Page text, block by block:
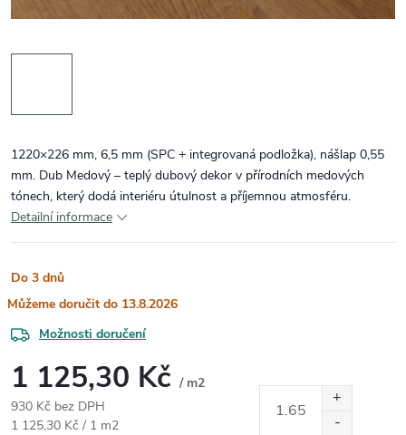
1220×226 mm, 6,5 mm (SPC + integrovaná podložka), nášlap 0,55
mm. Dub Medový – teplý dubový dekor v přírodních medových
tónech, který dodá interiéru útulnost a příjemnou atmosféru.
Detailní informace
Do 3 dnů
13.8.2026
Možnosti doručení
1 125,30 Kč / m2
930 Kč bez DPH
Měrná cena:
1 125,30 Kč / 1 m2